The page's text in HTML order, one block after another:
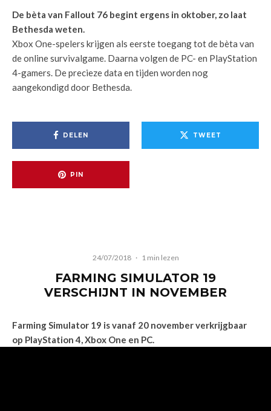
De bèta van Fallout 76 begint ergens in oktober, zo laat
Bethesda weten.
Xbox One-spelers krijgen als eerste toegang tot de bèta van
de online survivalgame. Daarna volgen de PC- en PlayStation
4-gamers. De precieze data en tijden worden nog
aangekondigd door Bethesda.
DELEN TWEET
PIN
24/07/2018 · 1 min lezen
FARMING SIMULATOR 19
VERSCHIJNT IN NOVEMBER
Farming Simulator 19 is vanaf 20 november verkrijgbaar
op PlayStation 4, Xbox One en PC.